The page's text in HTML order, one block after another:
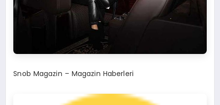
Snob Magazin – Magazin Haberleri